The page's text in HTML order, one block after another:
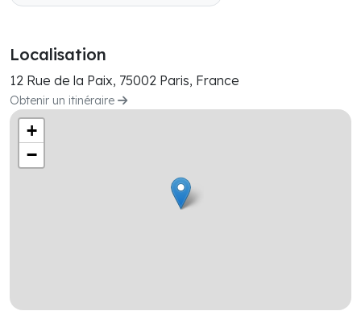
Localisation
12 Rue de la Paix, 75002 Paris, France
Obtenir un itinéraire
+
−